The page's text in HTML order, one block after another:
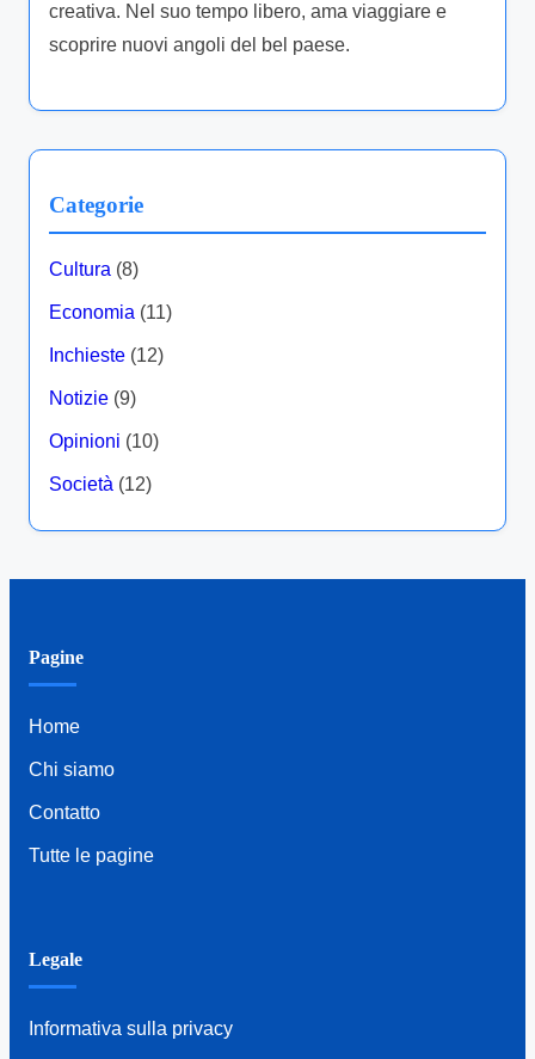
creativa. Nel suo tempo libero, ama viaggiare e
scoprire nuovi angoli del bel paese.
Categorie
Cultura (8)
Economia (11)
Inchieste (12)
Notizie (9)
Opinioni (10)
Società (12)
Pagine
Home
Chi siamo
Contatto
Tutte le pagine
Legale
Informativa sulla privacy